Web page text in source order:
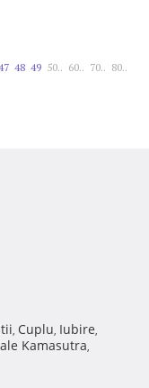
48 49 50.. 60.. 70.. 80..
, Cuplu, Iubire,
Kamasutra,